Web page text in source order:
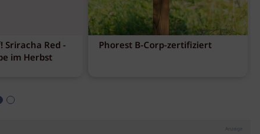
Red -
im Herbst
Phorest B-Corp-zertifiziert
Anzeige